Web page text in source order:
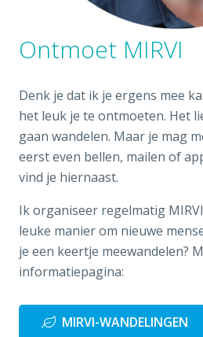
Ontmoet MIRVI
Denk je dat ik je ergens mee
het leuk je te ontmoeten. Het
gaan wandelen. Maar je mag
eerst even bellen, mailen of
vind je hiernaast.
Ik organiseer regelmatig
leuke manier om nieuwe
je een keertje meewandelen?
informatiepagina:
MIRVI-WANDELINGEN